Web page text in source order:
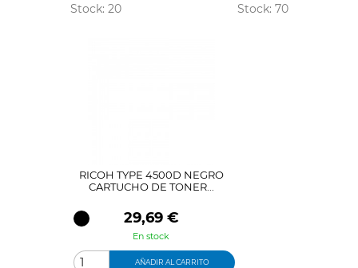
Stock: 20 Stock: 70
RICOH TYPE 4500D NEGRO
CARTUCHO DE TONER...
Precio
29,69 €
En stock
AÑADIR AL CARRITO